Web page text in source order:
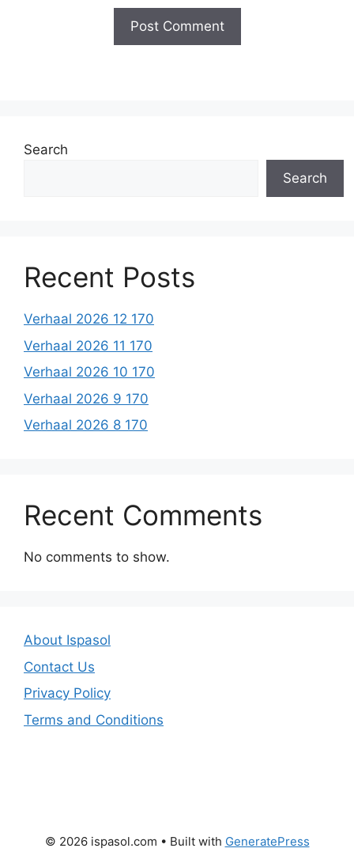
Search
Search
Recent Posts
Verhaal 2026 12 170
Verhaal 2026 11 170
Verhaal 2026 10 170
Verhaal 2026 9 170
Verhaal 2026 8 170
Recent Comments
No comments to show.
About Ispasol
Contact Us
Privacy Policy
Terms and Conditions
© 2026 ispasol.com • Built with GeneratePress